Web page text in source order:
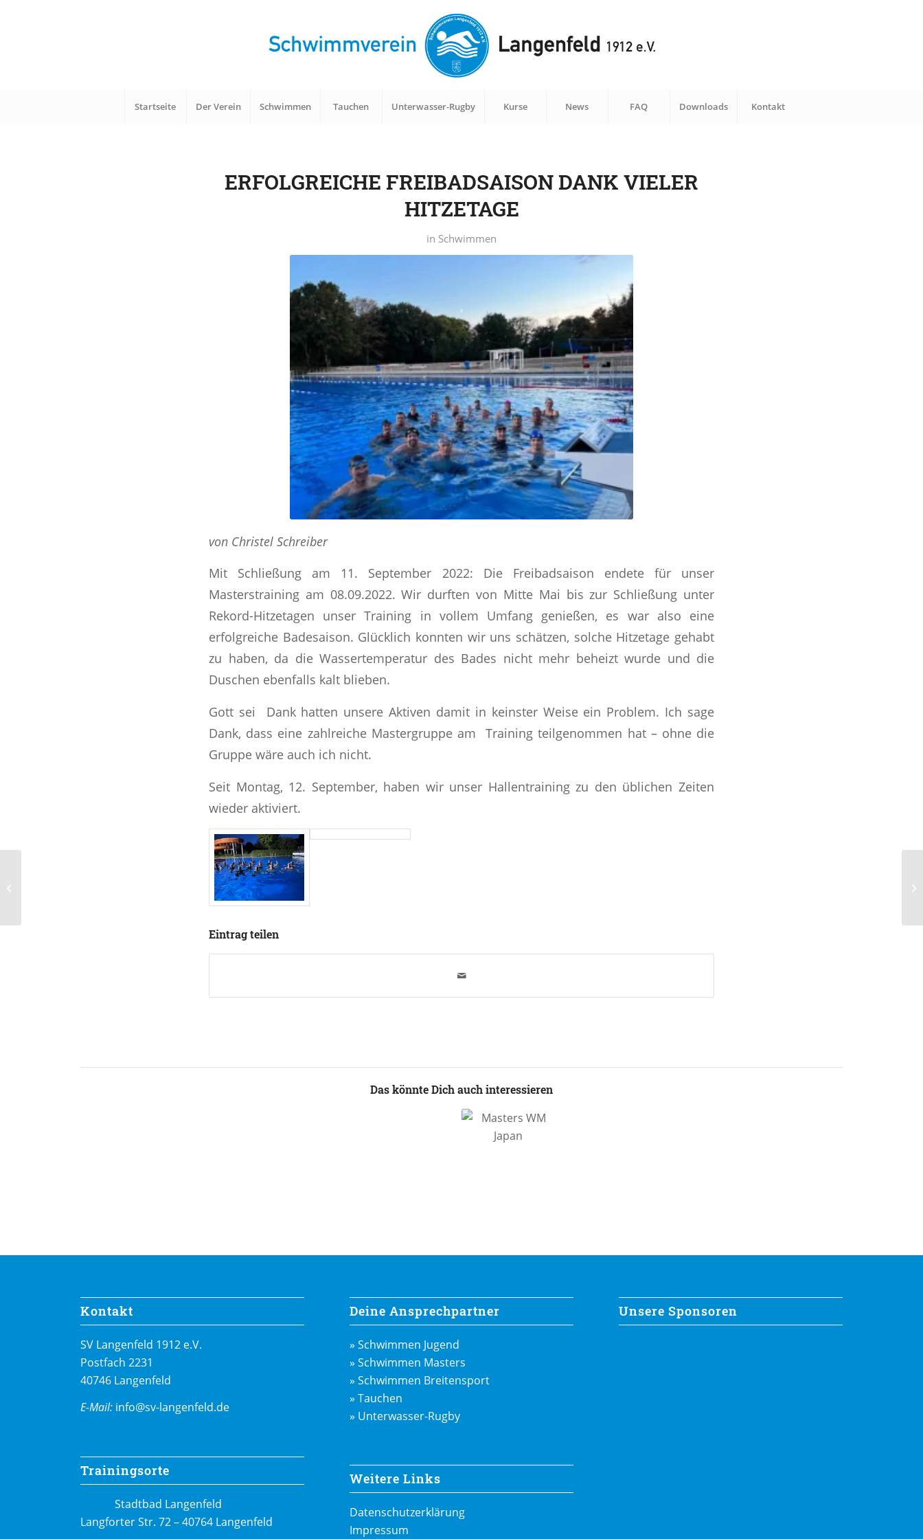
Startseite Der Verein Schwimmen Tauchen Unterwasser-Rugby Kurse News FAQ Downloads Kontakt
ERFOLGREICHE FREIBADSAISON DANK VIELER
HITZETAGE
in Schwimmen
von Christel Schreiber
Mit Schließung am 11. September 2022: Die Freibadsaison endete für unser
Masterstraining am 08.09.2022. Wir durften von Mitte Mai bis zur Schließung unter
Rekord-Hitzetagen unser Training in vollem Umfang genießen, es war also eine
erfolgreiche Badesaison. Glücklich konnten wir uns schätzen, solche Hitzetage gehabt
zu haben, da die Wassertemperatur des Bades nicht mehr beheizt wurde und die
Duschen ebenfalls kalt blieben.
Gott sei Dank hatten unsere Aktiven damit in keinster Weise ein Problem. Ich sage
Dank, dass eine zahlreiche Mastergruppe am Training teilgenommen hat – ohne die
Gruppe wäre auch ich nicht.
Seit Montag, 12. September, haben wir unser Hallentraining zu den üblichen Zeiten
wieder aktiviert.
Eintrag teilen
Das könnte Dich auch interessieren
Kontakt
SV Langenfeld 1912 e.V.
Postfach 2231
40746 Langenfeld
E-Mail: info@sv-langenfeld.de
Trainingsorte
Stadtbad Langenfeld
Langforter Str. 72 – 40764 Langenfeld
Deine Ansprechpartner
» Schwimmen Jugend
» Schwimmen Masters
» Schwimmen Breitensport
» Tauchen
» Unterwasser-Rugby
Weitere Links
Datenschutzerklärung
Impressum
Unsere Sponsoren